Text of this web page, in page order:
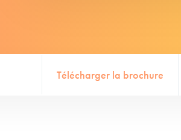
Télécharger la brochure